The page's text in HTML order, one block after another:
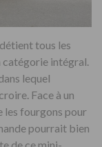
tous les
intégral.
lequel
Face à un
les fourgons pour
pourrait bien
de ce mini-